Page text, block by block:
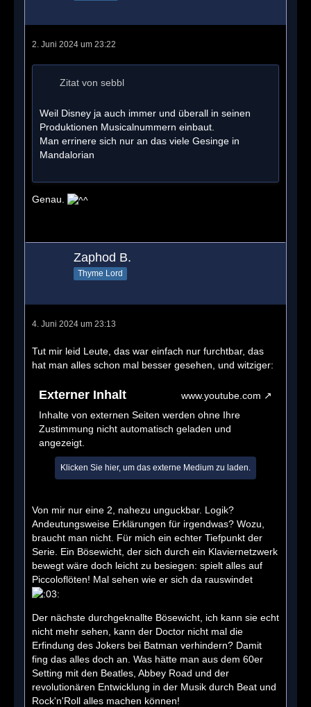
2. Juni 2024 um 23:22
Zitat von sebbl
Weil Disney ja auch immer und überall in seinen
Produktionen Musicalnummern einbaut.
Man errinere sich nur an das viele Gesinge in
Mandalorian
Genau.
Zaphod B.
Thyme Lord
4. Juni 2024 um 23:13
Tut mir leid Leute, das war einfach nur furchtbar, das
hat man alles schon mal besser gesehen, und witziger:
Externer Inhalt
www.youtube.com
Inhalte von externen Seiten werden ohne Ihre
Zustimmung nicht automatisch geladen und
angezeigt.
Klicken Sie hier, um das externe Medium zu laden.
Von mir nur eine 2, nahezu unguckbar. Logik?
Andeutungsweise Erklärungen für irgendwas? Wozu,
braucht man nicht. Für mich ein echter Tiefpunkt der
Serie. Ein Bösewicht, der sich durch ein Klaviernetzwerk
bewegt wäre doch leicht zu besiegen: spielt alles auf
Piccoloflöten! Mal sehen wie er sich da rauswindet
Der nächste durchgeknallte Bösewicht, ich kann sie echt
nicht mehr sehen, kann der Doctor nicht mal die
Erfindung des Jokers bei Batman verhindern? Damit
fing das alles doch an. Was hätte man aus dem 60er
Setting mit den Beatles, Abbey Road und der
revolutionären Entwicklung in der Musik durch Beat und
Rock'n'Roll alles machen können!